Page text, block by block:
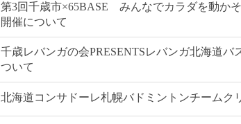
第3回千歳市×65BASE みんなでカラダを動か
開催について
千歳レバンガの会PRESENTSレバンガ北海道
ついて
北海道コンサドーレ札幌バドミントンチームク